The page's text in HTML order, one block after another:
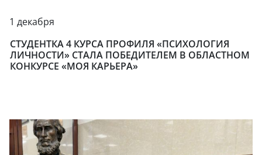
1 декабря
СТУДЕНТКА 4 КУРСА ПРОФИЛЯ «ПСИХОЛОГИЯ
ЛИЧНОСТИ» СТАЛА ПОБЕДИТЕЛЕМ В ОБЛАСТНОМ
КОНКУРСЕ «МОЯ КАРЬЕРА»